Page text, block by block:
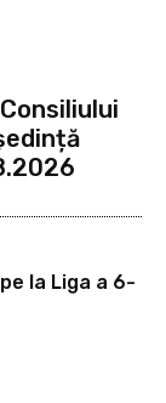
la Liga a 6-